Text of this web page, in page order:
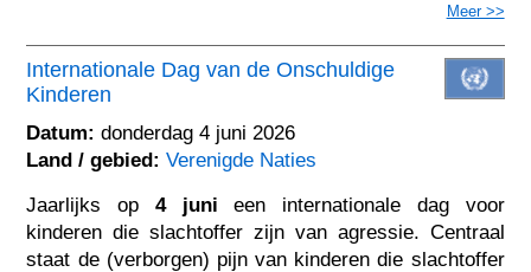
Meer >>
Internationale Dag van de Onschuldige
Kinderen
Datum: donderdag 4 juni 2026
Land / gebied: Verenigde Naties
Jaarlijks op 4 juni een internationale dag voor
kinderen die slachtoffer zijn van agressie. Centraal
staat de (verborgen) pijn van kinderen die slachtoffer